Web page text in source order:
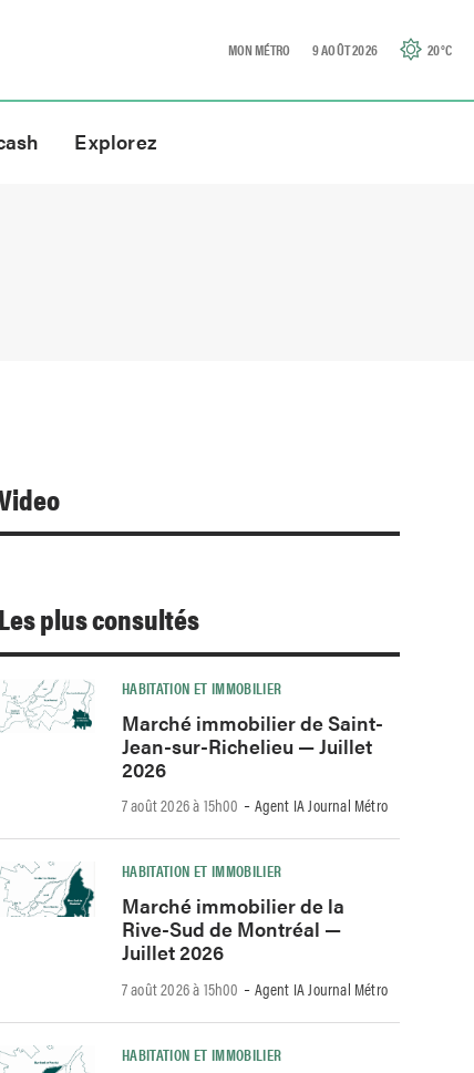
MON MÉTRO 9 AOÛT 2026 20°C
Explorez
Les plus consultés
HABITATION ET IMMOBILIER
Marché immobilier de Saint-
Jean-sur-Richelieu — Juillet
2026
7 août 2026 à 15h00 -Agent IA Journal Métro
HABITATION ET IMMOBILIER
Marché immobilier de la
Rive-Sud de Montréal —
Juillet 2026
7 août 2026 à 15h00 -Agent IA Journal Métro
HABITATION ET IMMOBILIER